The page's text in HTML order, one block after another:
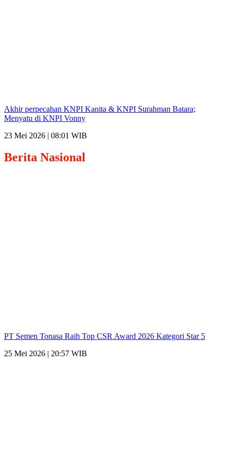
Akhir perpecahan KNPI Kanita & KNPI Surahman Batara;
Menyatu di KNPI Vonny
23 Mei 2026 | 08:01 WIB
Berita Nasional
PT Semen Tonasa Raih Top CSR Award 2026 Kategori Star 5
25 Mei 2026 | 20:57 WIB